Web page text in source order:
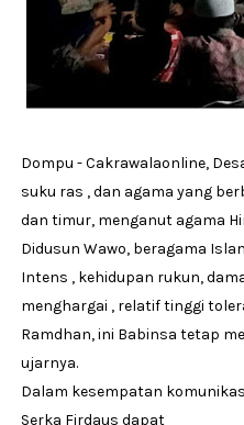
Dompu - Cakrawalaonline,
suku ras , dan agama yang
dan timur, menganut agama
Didusun Wawo, beragama
Intens , kehidupan rukun,
menghargai , relatif tinggi
Ramdhan, ini Babinsa tetap
ujarnya.
Dalam kesempatan
Serka Firdaus dapat